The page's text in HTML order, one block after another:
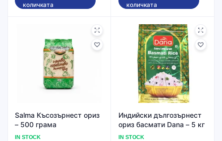
количката
количката
Salma Късозърнест ориз
– 500 грама
IN STOCK
Индийски дългозърнест
ориз басмати Dana – 5 кг
IN STOCK